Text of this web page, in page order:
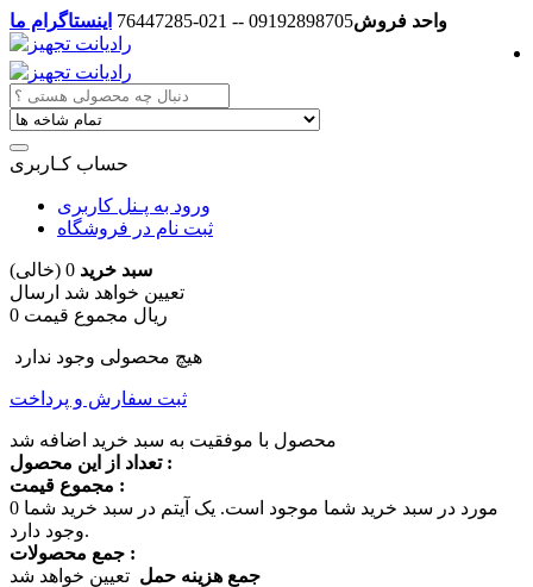
واحد فروش09192898705 -- 021-76447285 اینستاگرام ما
حساب کـاربری
ورود به پـنل کاربری
ثبت نام در فروشگاه
سبد خرید 0 (خالی)
تعیین خواهد شد ارسال
0 ریال مجموع قیمت
هیچ محصولی وجود ندارد
ثبت سفارش و پرداخت
محصول با موفقیت به سبد خرید اضافه شد
تعداد از این محصول :
مجموع قیمت :
0
مورد در سبد خرید شما موجود است. یک آیتم در سبد خرید شما
وجود دارد.
جمع محصولات :
جمع هزینه حمل تعیین خواهد شد